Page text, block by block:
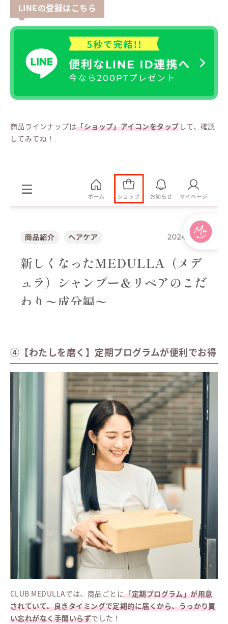
LINEの登録はこちら
商品ラインナップは「ショップ」アイコンをタップして、確認
してみてね！
④【わたしを磨く】定期プログラムが便利でお得
CLUB MEDULLAでは、商品ごとに「定期プログラム」が用意
されていて、良きタイミングで定期的に届くから、うっかり買
い忘れがなく手間いらずでした！